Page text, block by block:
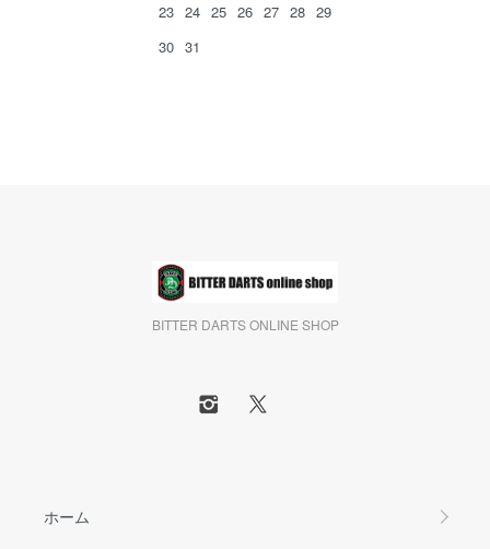
23 24 25 26 27 28 29
30 31
BITTER DARTS ONLINE SHOP
ホーム